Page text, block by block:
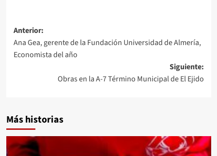
Navegación
de
entradas
Anterior:
Ana Gea, gerente de la Fundación Universidad de Almería,
Economista del año
Siguiente:
Obras en la A-7 Término Municipal de El Ejido
Más historias